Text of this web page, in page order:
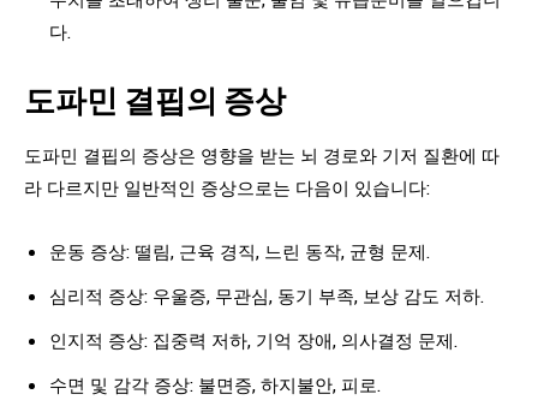
다.
도파민 결핍의 증상
도파민 결핍의 증상은 영향을 받는 뇌 경로와 기저 질환에 따
라 다르지만 일반적인 증상으로는 다음이 있습니다:
운동 증상: 떨림, 근육 경직, 느린 동작, 균형 문제.
심리적 증상: 우울증, 무관심, 동기 부족, 보상 감도 저하.
인지적 증상: 집중력 저하, 기억 장애, 의사결정 문제.
수면 및 감각 증상: 불면증, 하지불안, 피로.